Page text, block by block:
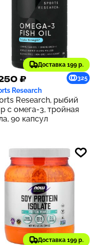
Доставка 199 р.
₽ 325
Research
Research, рыбий
с омега-3, тройная
90 капсул
Доставка 199 р.